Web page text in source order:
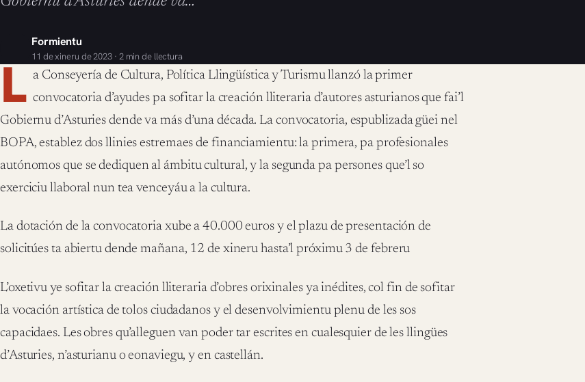
Formientu
11 de xineru de 2023 · 2 min de llectura
L a Conseyería de Cultura, Política Llingüística y Turismu llanzó la primer
convocatoria d’ayudes pa sofitar la creación lliteraria d’autores asturianos que fai’l
Gobiernu d’Asturies dende va más d’una década. La convocatoria, espublizada güei nel
BOPA, establez dos llinies estremaes de financiamientu: la primera, pa profesionales
autónomos que se dediquen al ámbitu cultural, y la segunda pa persones que’l so
exerciciu llaboral nun tea venceyáu a la cultura.
La dotación de la convocatoria xube a 40.000 euros y el plazu de presentación de
solicitúes ta abiertu dende mañana, 12 de xineru hasta’l próximu 3 de febreru
L’oxetivu ye sofitar la creación lliteraria d’obres orixinales ya inédites, col fin de sofitar
la vocación artística de tolos ciudadanos y el desenvolvimientu plenu de les sos
capacidaes. Les obres qu’alleguen van poder tar escrites en cualesquier de les llingües
d’Asturies, n’asturianu o eonaviegu, y en castellán.